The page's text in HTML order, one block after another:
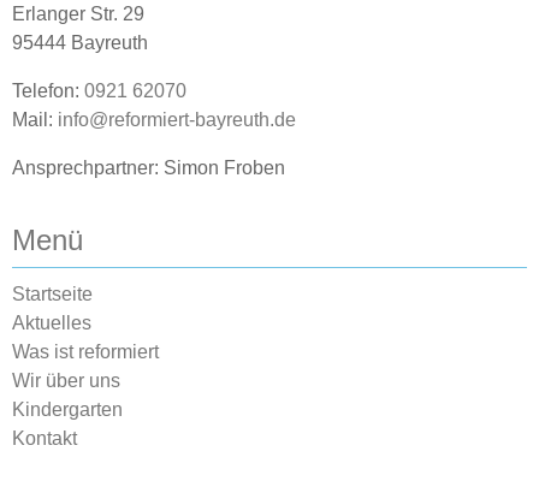
Erlanger Str. 29
95444 Bayreuth
Telefon: 0921 62070
Mail: info@reformiert-bayreuth.de
Ansprechpartner: Simon Froben
Menü
Startseite
Aktuelles
Was ist reformiert
Wir über uns
Kindergarten
Kontakt